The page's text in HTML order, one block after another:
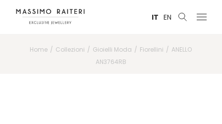
IT EN
Home Collezioni Gioielli Moda Fiorellini
ANELLO
AN3764RB